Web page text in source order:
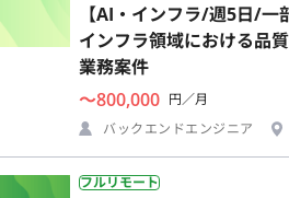
【AI・インフラ/週5日/一
インフラ領域における品
業務案件
〜800,000 円／月
バックエンドエンジニア
フルリモート